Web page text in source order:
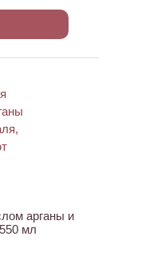
арганы и
мл